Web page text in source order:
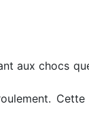
aux chocs
Cette